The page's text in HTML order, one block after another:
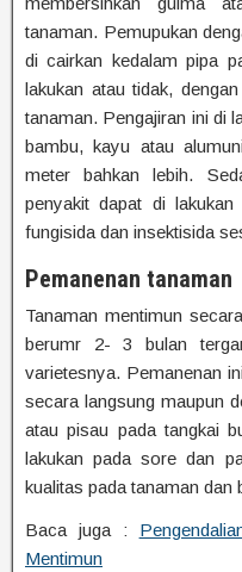
tanaman. Pemupukan
di cairkan kedalam pipa
lakukan atau tidak,
tanaman. Pengajiran ini di
bambu, kayu atau
meter bahkan lebih.
penyakit dapat di lakukan
fungisida dan insektisida
Pemanenan tanaman
Tanaman mentimun
berumr 2- 3 bulan
varietesnya. Pemanenan
secara langsung maupun
atau pisau pada tangkai
lakukan pada sore dan
kualitas pada tanaman dan
Baca juga :
Mentimun